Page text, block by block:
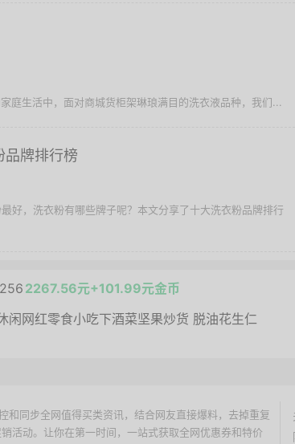
庭生活中，面对商城货柜架琳琅满目的洗衣液品种，我们...
品牌排行榜
好，洗衣粉有哪些牌子呢？本文分享了十大洗衣粉品牌排行
2267.56元+101.99元金币
网红零食小吃下酒菜坚果炒货 脱油花生仁
同步全网值得买类资讯，结合网友直接爆料，去掉重复
活动。让你在第一时间，一站式获取全网优惠券和特价